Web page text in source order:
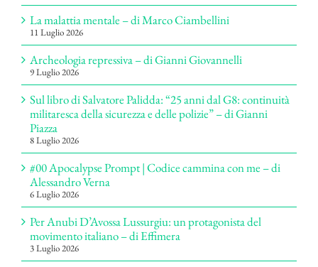
La malattia mentale – di Marco Ciambellini
11 Luglio 2026
Archeologia repressiva – di Gianni Giovannelli
9 Luglio 2026
Sul libro di Salvatore Palidda: “25 anni dal G8: continuità
militaresca della sicurezza e delle polizie” – di Gianni
Piazza
8 Luglio 2026
#00 Apocalypse Prompt | Codice cammina con me – di
Alessandro Verna
6 Luglio 2026
Per Anubi D’Avossa Lussurgiu: un protagonista del
movimento italiano – di Effimera
3 Luglio 2026